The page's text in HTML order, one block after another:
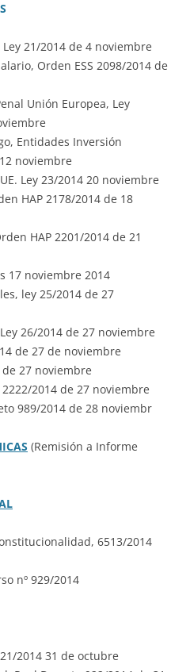
21/2014 de 4 noviembre
Orden ESS 2098/2014 de
Unión Europea, Ley
Entidades Inversión
noviembre
Ley 23/2014 20 noviembre
HAP 2178/2014 de 18
HAP 2201/2014 de 21
17 noviembre 2014
ley 25/2014 de 27
26/2014 de 27 noviembre
de 27 de noviembre
de 27 noviembre
2222/2014 de 27 noviembre
989/2014 de 28 noviembr
(Remisión a Informe
6513/2014
nº 929/2014
2014 31 de octubre